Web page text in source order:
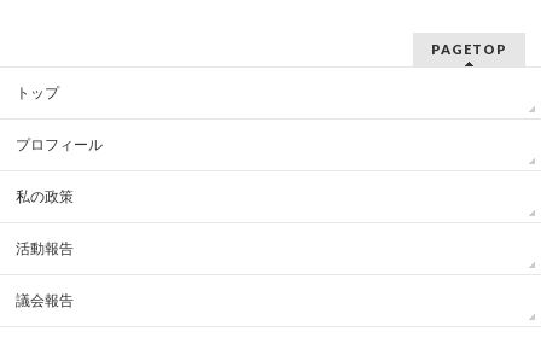
PAGETOP
トップ
プロフィール
私の政策
活動報告
議会報告